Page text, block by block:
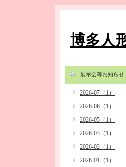
博多人
展示会等お知らせ
2026-07（1）
2026-06（1）
2026-05（1）
2026-03（1）
2026-02（1）
2026-01（1）